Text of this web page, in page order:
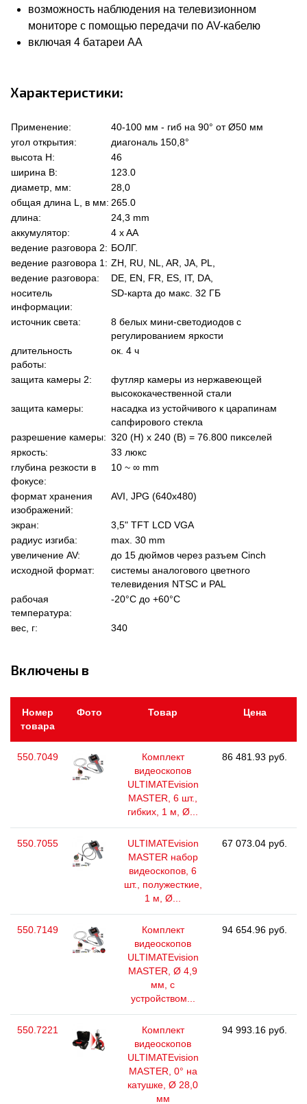
возможность наблюдения на телевизионном
мониторе с помощью передачи по AV-кабелю
включая 4 батареи AA
Характеристики:
Применение:
40-100 мм - гиб на 90° от Ø50 мм
угол открытия:
диагональ 150,8°
высота Н:
46
ширина В:
123.0
диаметр, мм:
28,0
общая длина L, в мм: 265.0
длина:
24,3 mm
аккумулятор:
4 x AA
ведение разговора 2: БОЛГ.
ведение разговора 1: ZH, RU, NL, AR, JA, PL,
ведение разговора:
DE, EN, FR, ES, IT, DA,
носитель
информации:
SD-карта до макс. 32 ГБ
источник света:
8 белых мини-светодиодов с
регулированием яркости
длительность
работы:
ок. 4 ч
защита камеры 2:
футляр камеры из нержавеющей
высококачественной стали
защита камеры:
насадка из устойчивого к царапинам
сапфирового стекла
разрешение камеры: 320 (H) x 240 (В) = 76.800 пикселей
яркость:
33 люкс
глубина резкости в
фокусе:
10 ~ ∞ mm
формат хранения
изображений:
AVI, JPG (640x480)
экран:
3,5" TFT LCD VGA
радиус изгиба:
max. 30 mm
увеличение AV:
до 15 дюймов через разъем Cinch
исходной формат:
системы аналогового цветного
телевидения NTSC и PAL
рабочая
температура:
-20°C до +60°C
вес, г: 340
Включены в
Номер
товара
Фото Товар Цена
550.7049
Комплект
видеоскопов
ULTIMATEvision
MASTER, 6 шт.,
гибких, 1 м, Ø...
86 481.93 руб.
550.7055
ULTIMATEvision
MASTER набор
видеоскопов, 6
шт., полужесткие,
1 м, Ø...
67 073.04 руб.
550.7149
Комплект
видеоскопов
ULTIMATEvision
MASTER, Ø 4,9
мм, с
устройством...
94 654.96 руб.
550.7221
Комплект
видеоскопов
ULTIMATEvision
MASTER, 0° на
катушке, Ø 28,0
мм
94 993.16 руб.